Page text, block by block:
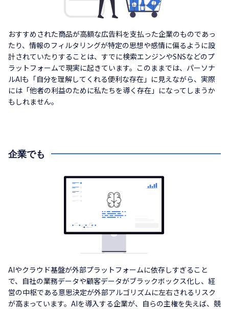
おすすめされた商品が高額な広告料を支払った企業のものであっ
たり、情報のフィルタリングが特定の思想や感情に偏るように設
計されていたりすることは、すでに検索エンジンやSNSなどのプ
ラットフォームで現実に起きています。このままでは、パーソナ
ルAIも「自分を理解してくれる便利な存在」に見えながら、実際
には「他者の利益のために私たちを導く存在」になってしまうか
もしれません。
企業でも
AIやクラウド基盤が外部プラットフォームに依存しすぎること
で、自社の業務データや顧客データがブラックボックス化し、経
営の中枢である意思決定が外部アルゴリズムに左右されるリスク
が高まっています。AIを導入する企業が、自らの主権を失えば、競